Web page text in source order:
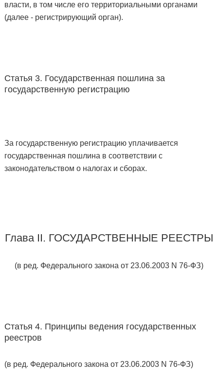
власти, в том числе его территориальными органами
(далее - регистрирующий орган).
Статья 3. Государственная пошлина за
государственную регистрацию
За государственную регистрацию уплачивается
государственная пошлина в соответствии с
законодательством о налогах и сборах.
Глава II. ГОСУДАРСТВЕННЫЕ РЕЕСТРЫ
(в ред. Федерального закона от 23.06.2003 N 76-ФЗ)
Статья 4. Принципы ведения государственных
реестров
(в ред. Федерального закона от 23.06.2003 N 76-ФЗ)